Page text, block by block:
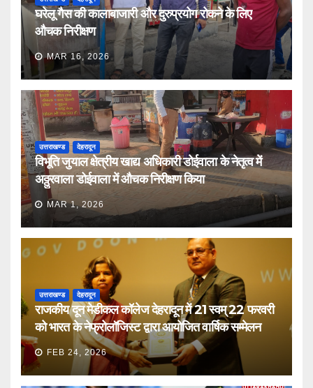
घरेलू गैस की कालाबाजारी और दुरुप्रयोग रोकने के लिए
औचक निरीक्षण
MAR 16, 2026
उत्तराखण्ड देहरादून
विभूति जुयाल क्षेत्रीय खाद्य अधिकारी डोईवाला के नेतृत्व में
अठ्ठुरवाला डोईवाला में औचक निरीक्षण किया
MAR 1, 2026
उत्तराखण्ड देहरादून
राजकीय दून मेडीकल कॉलेज देहरादून में 21 स्वम् 22 फरवरी
को भारत के नेफ्रोलॉजिस्ट द्वारा आयोजित वार्षिक सम्मेलन
FEB 24, 2026